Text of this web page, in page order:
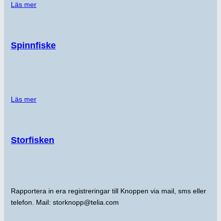
Läs mer
Spinnfiske
Läs mer
Storfisken
Rapportera in era registreringar till Knoppen via mail, sms eller
telefon. Mail: storknopp@telia.com